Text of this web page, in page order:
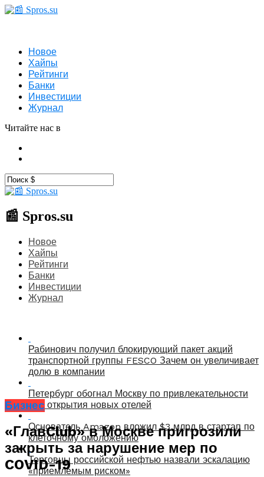
Новое
Хайпы
Рейтинги
Банки
Инвестиции
Журнал
Читайте нас в
📰 Spros.su
Новое
Хайпы
Рейтинги
Банки
Инвестиции
Журнал
Рабинович получил блокирующий пакет акций
транспортной группы FESCO Зачем он увеличивает
долю в компании
Петербург обогнал Москву по привлекательности
для открытия новых отелей
Основатель Amazon вложил $3 млрд в стартап по
клеточному омоложению
Торговцы российской нефтью назвали эскалацию
«приемлемым риском»
Бизнес
«ГлавClub» в Москве пригрозили
закрыть за нарушение мер по
COVID-19